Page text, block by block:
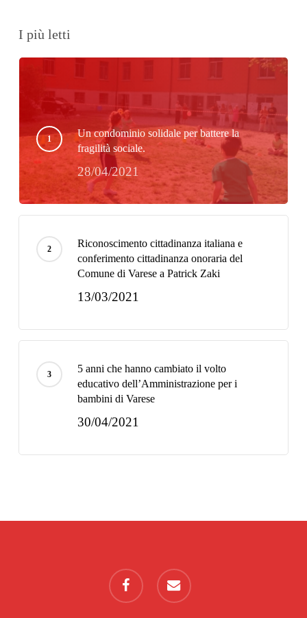
I più letti
Un condominio solidale per battere la
fragilità sociale.
28/04/2021
Riconoscimento cittadinanza italiana e
conferimento cittadinanza onoraria del
Comune di Varese a Patrick Zaki
13/03/2021
5 anni che hanno cambiato il volto
educativo dell’Amministrazione per i
bambini di Varese
30/04/2021
facebook email